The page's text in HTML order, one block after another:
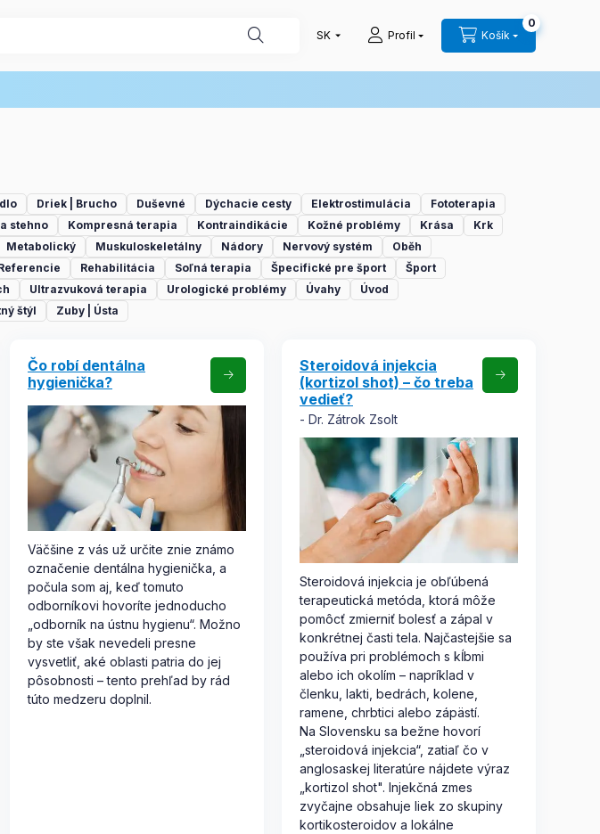
Profil Košík
0
Driek | Brucho Duševné Dýchacie cesty Elektrostimulácia
Fototerapia
stehno Kompresná terapia Kontraindikácie Kožné problémy Krása
Krk
Metabolický Muskuloskeletálny Nádory Nervový systém
Oběh
Rehabilitácia Soľná terapia Špecifické pre šport
Šport
Ultrazvuková terapia Urologické problémy Úvahy
Úvod
štýl Zuby | Ústa
Čo robí dentálna
hygienička?
Väčšine z vás už určite znie známo
označenie dentálna hygienička, a
počula som aj, keď tomuto
odborníkovi hovoríte jednoducho
„odborník na ústnu hygienu“. Možno
by ste však nevedeli presne
vysvetliť, aké oblasti patria do jej
pôsobnosti – tento prehľad by rád
túto medzeru doplnil.
Steroidová injekcia
(kortizol shot) – čo treba
vedieť?
Dr. Zátrok Zsolt
Steroidová injekcia je obľúbená
terapeutická metóda, ktorá môže
pomôcť zmierniť bolesť a zápal v
konkrétnej časti tela. Najčastejšie sa
používa pri problémoch s kĺbmi
alebo ich okolím – napríklad v
členku, lakti, bedrách, kolene,
ramene, chrbtici alebo zápästí.
Na Slovensku sa bežne hovorí
„steroidová injekcia“, zatiaľ čo v
anglosaskej literatúre nájdete výraz
„kortizol shot". Injekčná zmes
zvyčajne obsahuje liek zo skupiny
kortikosteroidov a lokálne